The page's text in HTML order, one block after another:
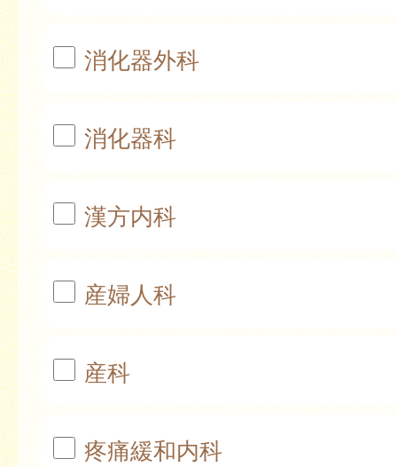
消化器外科
消化器科
漢方内科
産婦人科
産科
疼痛緩和内科